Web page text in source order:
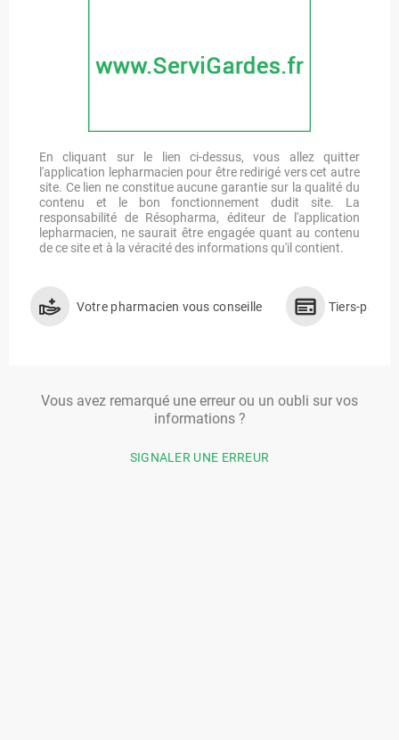
En cliquant sur le lien ci-dessus, vous allez quitter
l'application lepharmacien pour être redirigé vers cet autre
site. Ce lien ne constitue aucune garantie sur la qualité du
contenu et le bon fonctionnement dudit site. La
responsabilité de Résopharma, éditeur de l'application
lepharmacien, ne saurait être engagée quant au contenu
de ce site et à la véracité des informations qu'il contient.
Votre pharmacien vous conseille Tiers-
Vous avez remarqué une erreur ou un oubli sur vos
informations ?
SIGNALER UNE ERREUR